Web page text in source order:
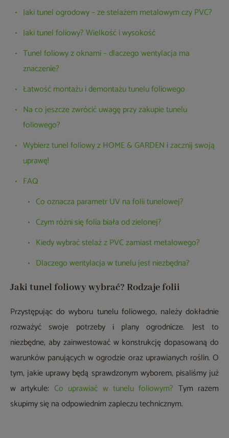
Jaki tunel ogrodowy – ze stelażem metalowym czy PVC?
Jaki tunel foliowy? Wielkość i wysokość
Tunel foliowy z oknami – dlaczego wentylacja ma
znaczenie?
Łatwość montażu i demontażu tunelu foliowego
Na co jeszcze zwrócić uwagę przy zakupie tunelu
foliowego?
Wybierz tunel foliowy z HOME & GARDEN i zacznij swoją
uprawę!
FAQ
Co oznacza parametr UV na folii tunelowej?
Czym różni się folia biała od zielonej?
Kiedy wybrać stelaż z PVC zamiast metalowego?
Dlaczego wentylacja w tunelu jest niezbędna?
Jaki tunel foliowy wybrać? Rodzaje folii
Przystępując do wyboru tunelu foliowego, należy dokładnie
rozważyć swoje potrzeby i plany ogrodnicze. Jest to
niezbędne, aby zainwestować w konstrukcję dopasowaną do
warunków panujących w ogrodzie oraz uprawianych roślin. O
tym, jakie uprawy będą sprawdzonym wyborem, pisaliśmy już
w artykule: Co uprawiać w tunelu foliowym? Tym razem
skupimy się na odpowiednim zapleczu technicznym.